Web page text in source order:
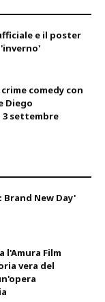
e il poster
comedy con
Diego
3 settembre
Brand New Day'
l'Amura Film
vera del